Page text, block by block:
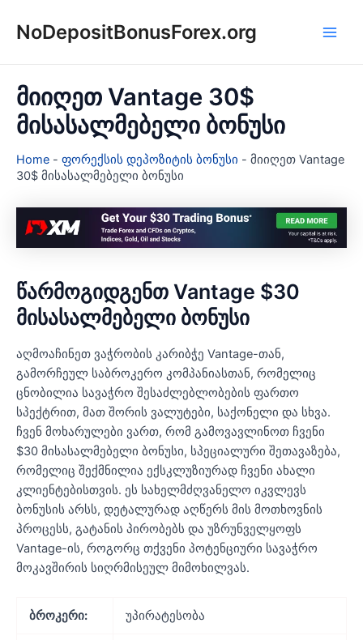
NoDepositBonusForex.org
მიიღეთ Vantage 30$
მისასალმებელი ბონუსი
Home - ფორექსის დეპოზიტის ბონუსი - მიიღეთ Vantage
30$ მისასალმებელი ბონუსი
წარმოგიდგენთ Vantage $30
მისასალმებელი ბონუსი
აღმოაჩინეთ ვაჭრობის კარიბჭე Vantage-თან,
გამორჩეულ საბროკერო კომპანიასთან, რომელიც
ცნობილია სავაჭრო შესაძლებლობების ფართო
სპექტრით, მათ შორის ვალუტები, საქონელი და სხვა.
ჩვენ მოხარულები ვართ, რომ გამოვავლინოთ ჩვენი
$30 მისასალმებელი ბონუსი, სპეციალური შეთავაზება,
რომელიც შექმნილია ექსკლუზიურად ჩვენი ახალი
კლიენტებისთვის. ეს სახელმძღვანელო იკვლევს
ბონუსის არსს, დეტალურად აღწერს მის მოთხოვნის
პროცესს, გატანის პირობებს და უზრუნველყოფს
Vantage-ის, როგორც თქვენი პოტენციური სავაჭრო
მოკავშირის სიღრმისეულ მიმოხილვას.
ბროკერი: უპირატესობა